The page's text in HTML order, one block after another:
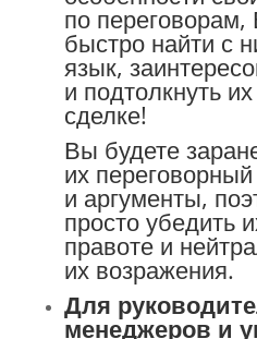
по
быстро найти с
язык,
и подтолкнуть
сделке!
Вы будете
их
и аргументы,
просто убедить
правоте и
их возражения.
Для
менеджеров и